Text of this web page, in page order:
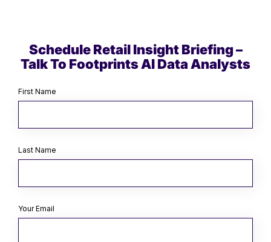
Schedule Retail Insight Briefing –
Talk To Footprints AI Data Analysts
First Name
Last Name
Your Email